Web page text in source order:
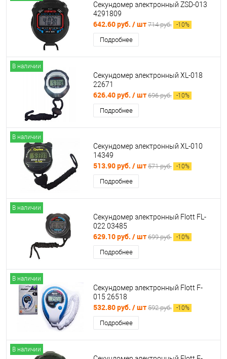
Секундомер электронный ZSD-013
4291809
642.60 руб. / шт 714 руб. -10%
Подробнее
В наличии
Секундомер электронный XL-018
22671
626.40 руб. / шт 696 руб. -10%
Подробнее
В наличии
Секундомер электронный XL-010
14349
513.90 руб. / шт 571 руб. -10%
Подробнее
В наличии
Секундомер электронный Flott FL-
022 03485
629.10 руб. / шт 699 руб. -10%
Подробнее
В наличии
Секундомер электронный Flott F-
015 26518
532.80 руб. / шт 592 руб. -10%
Подробнее
В наличии